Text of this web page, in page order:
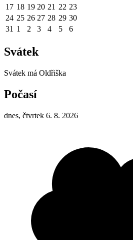
17 18 19 20 21 22 23
24 25 26 27 28 29 30
31 1 2 3 4 5 6
Svátek
Svátek má Oldřiška
Počasí
dnes, čtvrtek 6. 8. 2026